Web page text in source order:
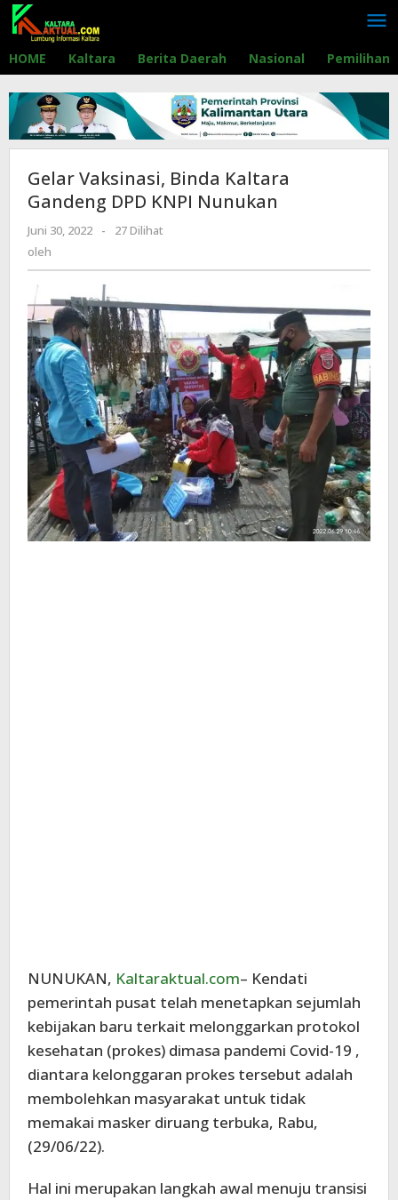
Lewati
konten
HOME Kaltara Berita Daerah Nasional Pemilihan
Gelar Vaksinasi, Binda Kaltara
Gandeng DPD KNPI Nunukan
Juni 30, 2022 oleh
-
27 Dilihat
oleh
NUNUKAN, Kaltaraktual.com– Kendati
pemerintah pusat telah menetapkan sejumlah
kebijakan baru terkait melonggarkan protokol
kesehatan (prokes) dimasa pandemi Covid-19 ,
diantara kelonggaran prokes tersebut adalah
membolehkan masyarakat untuk tidak
memakai masker diruang terbuka, Rabu,
(29/06/22).
Hal ini merupakan langkah awal menuju transisi